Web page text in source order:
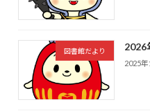
図書館だより 2026
2025